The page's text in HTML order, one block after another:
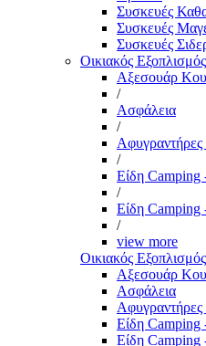
Συσκευές
Συσκευές
Συσκευές
Οικιακός Εξοπλισμός
Αξεσουάρ
/
Ασφάλεια
/
Αφυγραντήρες
/
Είδη
/
Είδη Camping
/
view more
Οικιακός Εξοπλισμός
Αξεσουάρ
Ασφάλεια
Αφυγραντήρες
Είδη
Είδη Camping